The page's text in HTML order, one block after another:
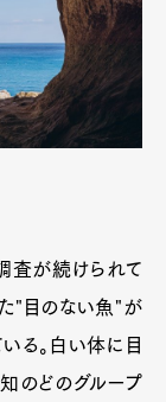
査が続けられて
"目のない魚"が
る。白い体に目
のどのグループ